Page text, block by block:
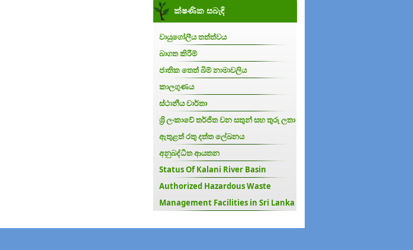
ක්ෂණික සබැඳි
වායුගෝලීය තත්ත්වය
බාගත කිරීම්
ජාතික තෙත් බිම් නාමාවලිය
කාලගුණය
ස්ථානීය වාර්තා
ශ්‍රි ලංකාවේ තර්ජිත වන සතුන් සහ තුරු ලතා
ඇතුළත් රතු දත්ත ලේඛනය
අනුබද්ධිත ආයතන
Status Of Kalani River Basin
Authorized Hazardous Waste
Management Facilities in Sri Lanka